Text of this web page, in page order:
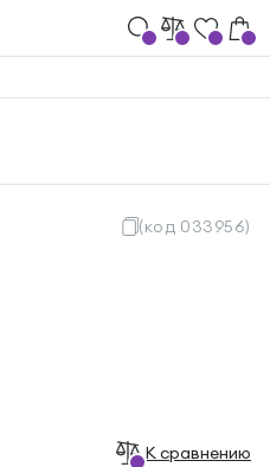
(код 033956)
К сравнению